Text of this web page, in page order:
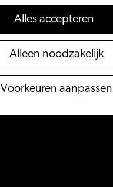
Alles accepteren
Alleen noodzakelijk
Voorkeuren aanpassen